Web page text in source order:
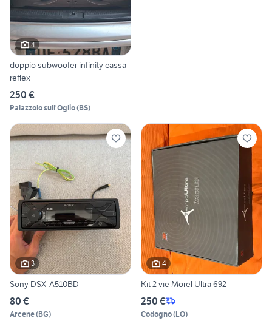
4
doppio subwoofer infinity cassa
reflex
250 €
Palazzolo sull'Oglio(BS)
3
Sony DSX-A510BD
80 €
Arcene(BG)
4
Kit 2 vie Morel Ultra 692
250 €
Codogno(LO)